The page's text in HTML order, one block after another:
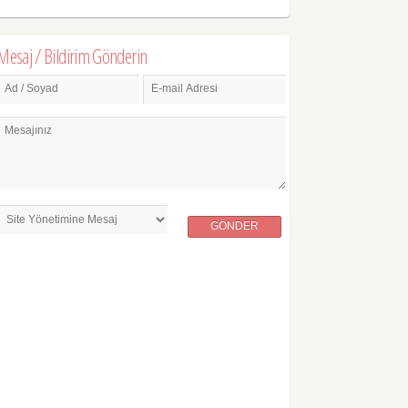
/ Bildirim Gönderin
Ad / Soyad E-mail Adresi
Mesajınız
GÖNDER